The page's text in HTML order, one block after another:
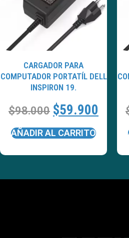
CARGADOR PARA
COMPUTADOR PORTATÍL DELL
INSPIRON 19.
$98.000 $59.900
AÑADIR AL CARRITO